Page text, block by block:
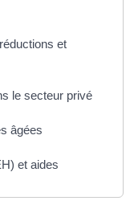
et
le secteur privé
âgées
et aides